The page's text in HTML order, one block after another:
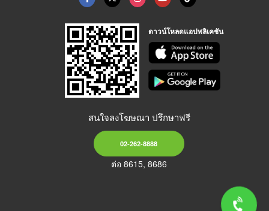
ดาวน์โหลดแอปพลิเคชัน
สนใจลงโฆษณา ปรึกษาฟรี
02-262-8888
ต่อ 8615, 8686